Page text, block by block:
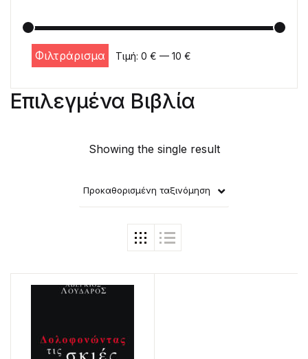
Επιλεγμένα Βιβλία
Showing the single result
Προκαθορισμένη ταξινόμηση
Ελάχιστη τιμή
Μέγιστη τιμή
Φιλτράρισμα Τιμή: 0 € — 10 €